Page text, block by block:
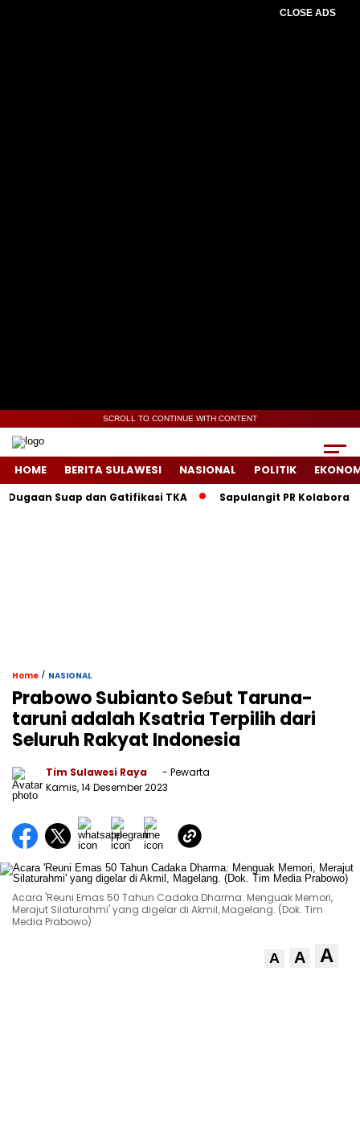
CLOSE ADS
SCROLL TO CONTINUE WITH CONTENT
HOME BERITA SULAWESI NASIONAL POLITIK
Suap dan Gatifikasi TKA Sapulangit PR Kolaborasi
Home / NASIONAL
Prabowo Subianto Seɓut Taruna-
taruni adalah Ksatria Terpilih dari
Seluruh Rakyat Indonesia
Tim Sulawesi Raya
- Pewarta
Kamis, 14 Desember 2023
Acara 'Reuni Emas 50 Tahun Cadaka Dharma: Menguak Memori,
Merajut Silaturahmi' yang digelar di Akmil, Magelang. (Dok. Tim
Media Prabowo)
A A A